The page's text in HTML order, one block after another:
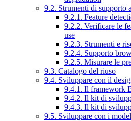
9.2. Strumenti di supporto
9.2.1. Feature
9.2.2. Verificare le
use
9.2.3. Strumenti e
9.2.4. Supporto
9.2.5. Misurare le
9.3. Catalogo del riuso
9.4. Sviluppare con il
9.4.1. Il framework
9.4.2. Il kit di
9.4.3. Il kit di
9.5. Sviluppare con i